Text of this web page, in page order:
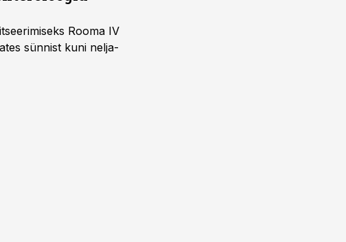
Rooma IV
sünnist kuni nelja-